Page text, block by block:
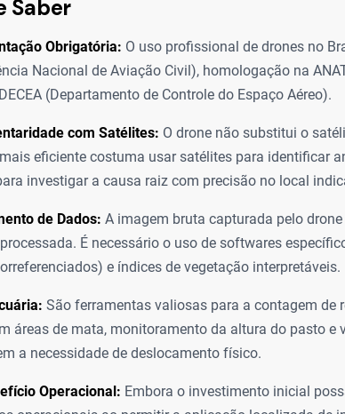
Saber
Obrigatória: O uso profissional de drones no
Nacional de Aviação Civil), homologação na
(Departamento de Controle do Espaço Aéreo).
com Satélites: O drone não substitui o
eficiente costuma usar satélites para identificar
investigar a causa raiz com precisão no local
de Dados: A imagem bruta capturada pelo
É necessário o uso de softwares
e índices de vegetação interpretáveis.
São ferramentas valiosas para a contagem de
áreas de mata, monitoramento da altura do pasto e
a necessidade de deslocamento físico.
Operacional: Embora o investimento inicial